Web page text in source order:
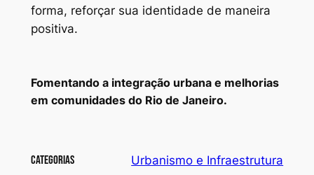
forma, reforçar sua identidade de maneira
positiva.
Fomentando a integração urbana e melhorias
em comunidades do Rio de Janeiro.
Categorias Urbanismo e Infraestrutura